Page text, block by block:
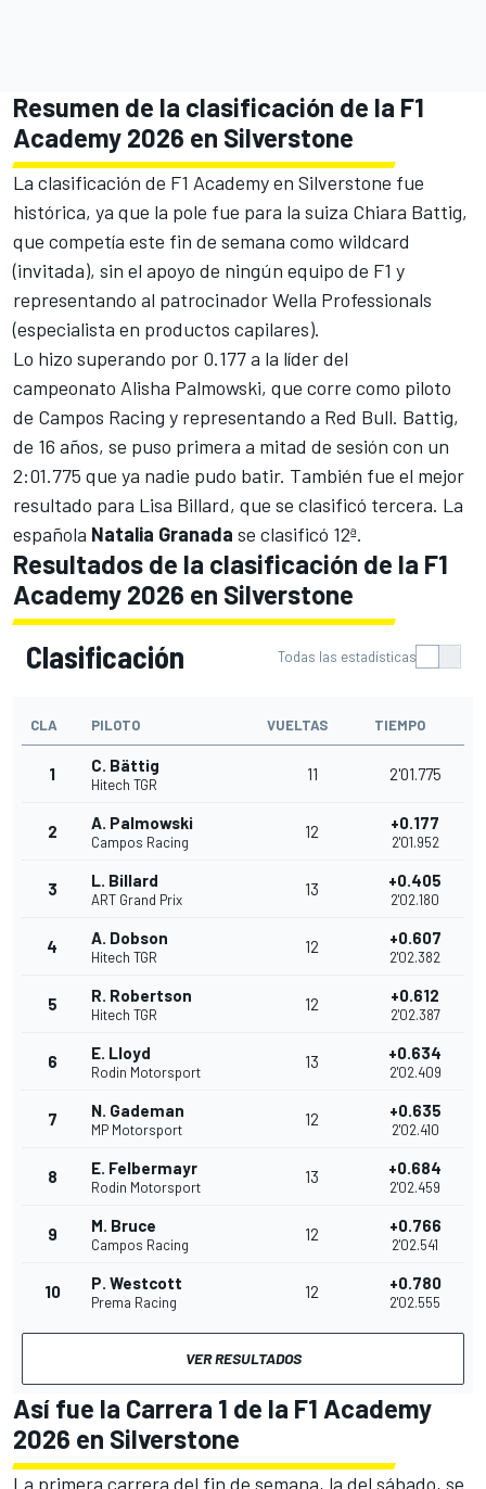
Resumen de la clasificación de la F1
Academy 2026 en Silverstone
La clasificación de F1 Academy en Silverstone fue
histórica, ya que la pole fue para la suiza Chiara Battig,
que competía este fin de semana como wildcard
(invitada), sin el apoyo de ningún equipo de F1 y
representando al patrocinador Wella Professionals
(especialista en productos capilares).
Lo hizo superando por 0.177 a la líder del
campeonato Alisha Palmowski, que corre como piloto
de Campos Racing y representando a Red Bull. Battig,
de 16 años, se puso primera a mitad de sesión con un
2:01.775 que ya nadie pudo batir. También fue el mejor
resultado para Lisa Billard, que se clasificó tercera. La
española Natalia Granada se clasificó 12ª.
Resultados de la clasificación de la F1
Academy 2026 en Silverstone
Clasificación Todas las estadísticas
CLA PILOTO VUELTAS TIEMPO
1 C. Bättig
Hitech TGR
11 2'01.775
2 A. Palmowski
Campos Racing
12 +0.177
2'01.952
3 L. Billard
ART Grand Prix
13 +0.405
2'02.180
4 A. Dobson
Hitech TGR
12 +0.607
2'02.382
5 R. Robertson
Hitech TGR
12 +0.612
2'02.387
6 E. Lloyd
Rodin Motorsport
13 +0.634
2'02.409
7 N. Gademan
MP Motorsport
12 +0.635
2'02.410
8 E. Felbermayr
Rodin Motorsport
13 +0.684
2'02.459
9 M. Bruce
Campos Racing
12 +0.766
2'02.541
10 P. Westcott
Prema Racing
12 +0.780
2'02.555
VER RESULTADOS
Así fue la Carrera 1 de la F1 Academy
2026 en Silverstone
La primera carrera del fin de semana, la del sábado, se